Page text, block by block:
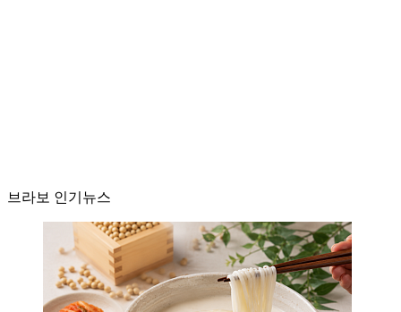
브라보 인기뉴스